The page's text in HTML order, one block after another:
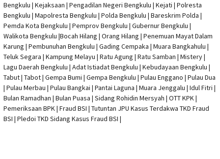
Bengkulu | Kejaksaan | Pengadilan Negeri Bengkulu | Kejati | Polresta
Bengkulu | Mapolresta Bengkulu | Polda Bengkulu | Bareskrim Polda |
Pemda Kota Bengkulu | Pemprov Bengkulu | Gubernur Bengkulu |
Walikota Bengkulu |Bocah Hilang | Orang Hilang | Penemuan Mayat Dalam
Karung | Pembunuhan Bengkulu | Gading Cempaka | Muara Bangkahulu |
Teluk Segara | Kampung Melayu | Ratu Agung | Ratu Samban | Mistery |
Lagu Daerah Bengkulu | Adat Istiadat Bengkulu | Kebudayaan Bengkulu |
Tabut | Tabot | Gempa Bumi | Gempa Bengkulu | Pulau Enggano | Pulau Dua
| Pulau Merbau | Pulau Bangkai | Pantai Laguna | Muara Jenggalu | Idul Fitri |
Bulan Ramadhan | Bulan Puasa | Sidang Rohidin Mersyah | OTT KPK|
Pemeriksaan BPK | Fraud BSI | Tutuntan JPU Kasus Terdakwa TKD Fraud
BSI | Pledoi TKD Sidang Kasus Fraud BSI |